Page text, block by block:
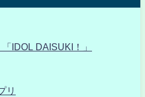
IDOL DAISUKI！」
リ